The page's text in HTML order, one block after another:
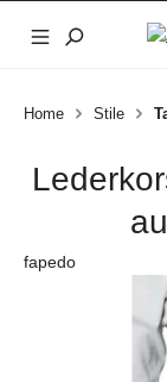
Zum Hauptinhalt
Home Stile
fapedo
Bildergalerie